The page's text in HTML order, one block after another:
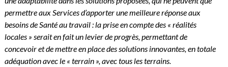
permettre aux Services d’apporter une meilleure réponse aux
besoins de Santé au travail : la prise en compte des « réalités
locales » serait en fait un levier de progrès, permettant de
concevoir et de mettre en place des solutions innovantes, en totale
adéquation avec le « terrain », avec tous les terrains.